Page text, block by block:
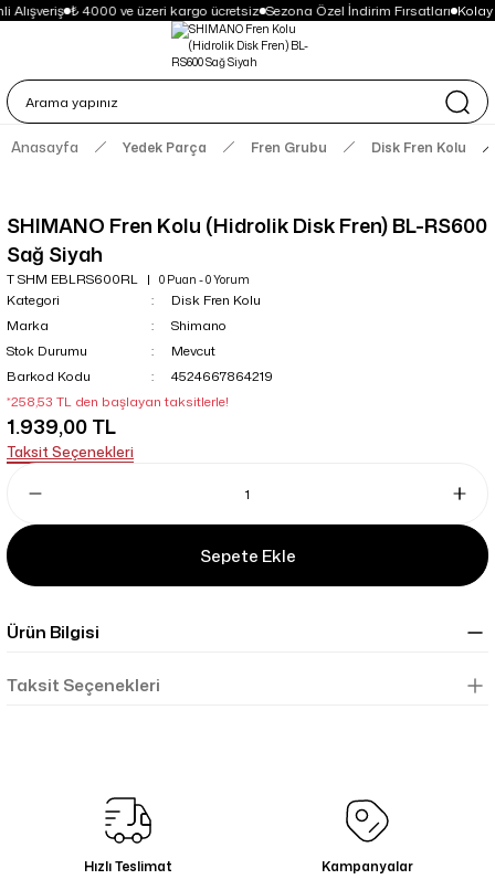
Alışveriş ₺ 4000 ve üzeri kargo ücretsiz Sezona Özel İndirim Fırsatları Kolay
Anasayfa Yedek Parça Fren Grubu Disk Fren Kolu
SHIMANO Fren Kolu (Hidrolik Disk Fren) BL-RS600
Sağ Siyah
T SHM EBLRS600RL 0 Puan - 0 Yorum
Kategori
Disk Fren Kolu
Marka
Shimano
Stok Durumu
Mevcut
Barkod Kodu
4524667864219
*258,53 TL den başlayan taksitlerle!
1.939,00 TL
Taksit Seçenekleri
Sepete Ekle
Ürün Bilgisi
Taksit Seçenekleri
Hızlı Teslimat Kampanyalar